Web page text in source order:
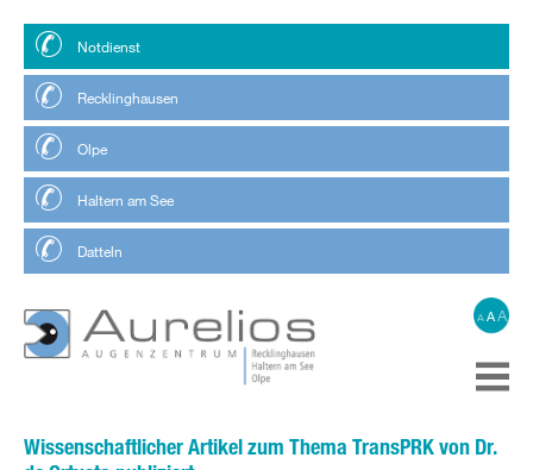
Notdienst
Recklinghausen
Olpe
Haltern am See
Datteln
A AA
Wissenschaftlicher Artikel zum Thema TransPRK von Dr.